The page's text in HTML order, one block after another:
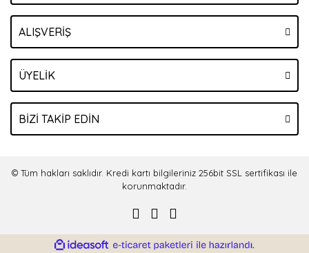
ALIŞVERİŞ
ÜYELİK
BİZİ TAKİP EDİN
© Tüm hakları saklıdır. Kredi kartı bilgileriniz 256bit SSL sertifikası ile
korunmaktadır.
ideasoft e-